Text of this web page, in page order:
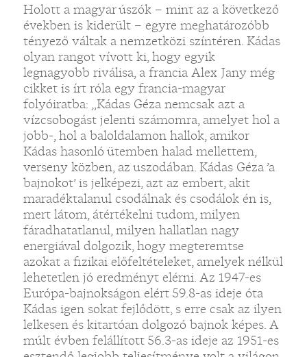
Holott a magyar úszók – mint az a következő
években is kiderült – egyre meghatározóbb
tényező váltak a nemzetközi színtéren. Kádas
olyan rangot vívott ki, hogy egyik
legnagyobb riválisa, a francia Alex Jany még
cikket is írt róla egy francia-magyar
folyóiratba: „Kádas Géza nemcsak azt a
vízcsobogást jelenti számomra, amelyet hol a
jobb-, hol a baloldalamon hallok, amikor
Kádas hasonló ütemben halad mellettem,
verseny közben, az uszodában. Kádas Géza ’a
bajnokot’ is jelképezi, azt az embert, akit
maradéktalanul csodálnak és csodálok én is,
mert látom, átértékelni tudom, milyen
fáradhatatlanul, milyen hallatlan nagy
energiával dolgozik, hogy megteremtse
azokat a fizikai előfeltételeket, amelyek nélkül
lehetetlen jó eredményt elérni. Az 1947-es
Európa-bajnokságon elért 59.8-as ideje óta
Kádas igen sokat fejlődött, s erre csak az ilyen
lelkesen és kitartóan dolgozó bajnok képes. A
múlt évben felállított 56.3-as ideje az 1951-es